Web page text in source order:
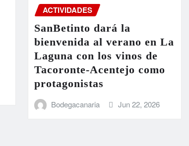
ACTIVIDADES
SanBetinto dará la
bienvenida al verano en La
Laguna con los vinos de
Tacoronte-Acentejo como
protagonistas
Bodegacanaria Jun 22, 2026